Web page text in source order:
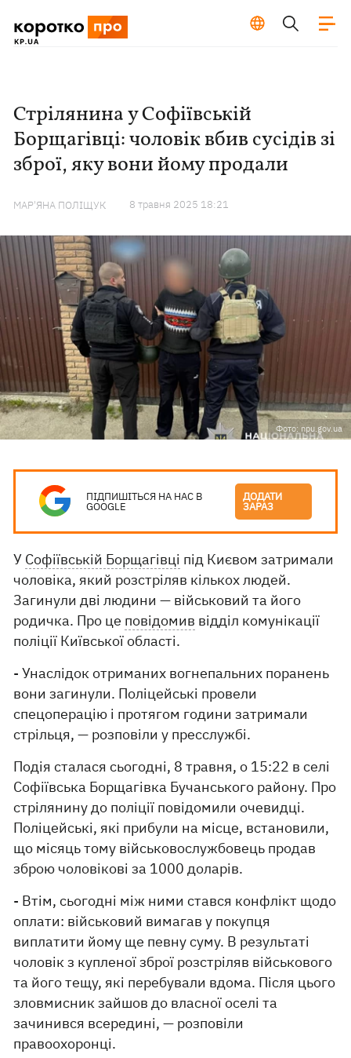
Стрілянина у Софіївській
Борщагівці: чоловік вбив сусідів зі
зброї, яку вони йому продали
МАР'ЯНА ПОЛІЩУК 8 травня 2025 18:21
Фото: npu.gov.ua
ПІДПИШІТЬСЯ НА НАС В
GOOGLE
ДОДАТИ
ЗАРАЗ
У Софіївській Борщагівці під Києвом затримали
чоловіка, який розстріляв кількох людей.
Загинули дві людини — військовий та його
родичка. Про це повідомив відділ комунікації
поліції Київської області.
- Унаслідок отриманих вогнепальних поранень
вони загинули. Поліцейські провели
спецоперацію і протягом години затримали
стрільця, — розповіли у пресслужбі.
Подія сталася сьогодні, 8 травня, о 15:22 в селі
Софіївська Борщагівка Бучанського району. Про
стрілянину до поліції повідомили очевидці.
Поліцейські, які прибули на місце, встановили,
що місяць тому військовослужбовець продав
зброю чоловікові за 1000 доларів.
- Втім, сьогодні між ними стався конфлікт щодо
оплати: військовий вимагав у покупця
виплатити йому ще певну суму. В результаті
чоловік з купленої зброї розстріляв військового
та його тещу, які перебували вдома. Після цього
зловмисник зайшов до власної оселі та
зачинився всередині, — розповіли
правоохоронці.